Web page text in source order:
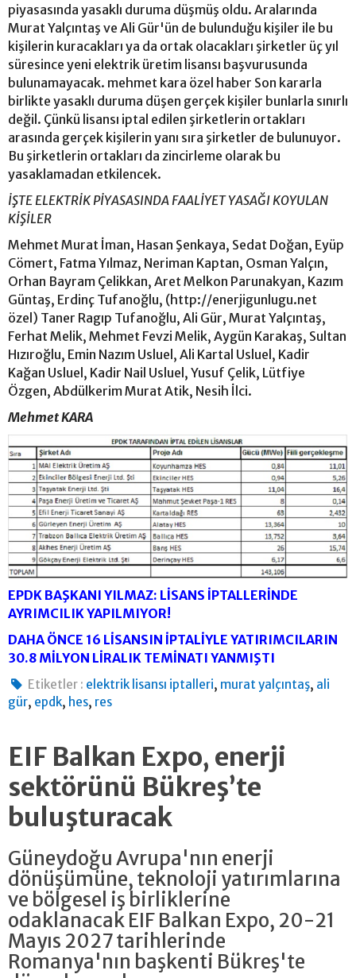
piyasasında yasaklı duruma düşmüş oldu. Aralarında
Murat Yalçıntaş ve Ali Gür'ün de bulunduğu kişiler ile bu
kişilerin kuracakları ya da ortak olacakları şirketler üç yıl
süresince yeni elektrik üretim lisansı başvurusunda
bulunamayacak. mehmet kara özel haber Son kararla
birlikte yasaklı duruma düşen gerçek kişiler bunlarla sınırlı
değil. Çünkü lisansı iptal edilen şirketlerin ortakları
arasında gerçek kişilerin yanı sıra şirketler de bulunuyor.
Bu şirketlerin ortakları da zincirleme olarak bu
yasaklamadan etkilencek.
İŞTE ELEKTRİK PİYASASINDA FAALİYET YASAĞI KOYULAN
KİŞİLER
Mehmet Murat İman, Hasan Şenkaya, Sedat Doğan, Eyüp
Cömert, Fatma Yılmaz, Neriman Kaptan, Osman Yalçın,
Orhan Bayram Çelikkan, Aret Melkon Parunakyan, Kazım
Güntaş, Erdinç Tufanoğlu, (http://enerjigunlugu.net
özel) Taner Ragıp Tufanoğlu, Ali Gür, Murat Yalçıntaş,
Ferhat Melik, Mehmet Fevzi Melik, Aygün Karakaş, Sultan
Hızıroğlu, Emin Nazım Usluel, Ali Kartal Usluel, Kadir
Kağan Usluel, Kadir Nail Usluel, Yusuf Çelik, Lütfiye
Özgen, Abdülkerim Murat Atik, Nesih İlci.
Mehmet KARA
EPDK BAŞKANI YILMAZ: LİSANS İPTALLERİNDE
AYRIMCILIK YAPILMIYOR!
DAHA ÖNCE 16 LİSANSIN İPTALİYLE YATIRIMCILARIN
30.8 MİLYON LİRALIK TEMİNATI YANMIŞTI
Etiketler : elektrik lisansı iptalleri, murat yalçıntaş, ali
gür, epdk, hes, res
EIF Balkan Expo, enerji
sektörünü Bükreş’te
buluşturacak
Güneydoğu Avrupa'nın enerji
dönüşümüne, teknoloji yatırımlarına
ve bölgesel iş birliklerine
odaklanacak EIF Balkan Expo, 20-21
Mayıs 2027 tarihlerinde
Romanya'nın başkenti Bükreş'te